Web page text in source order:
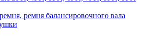
ремня балансировочного вала